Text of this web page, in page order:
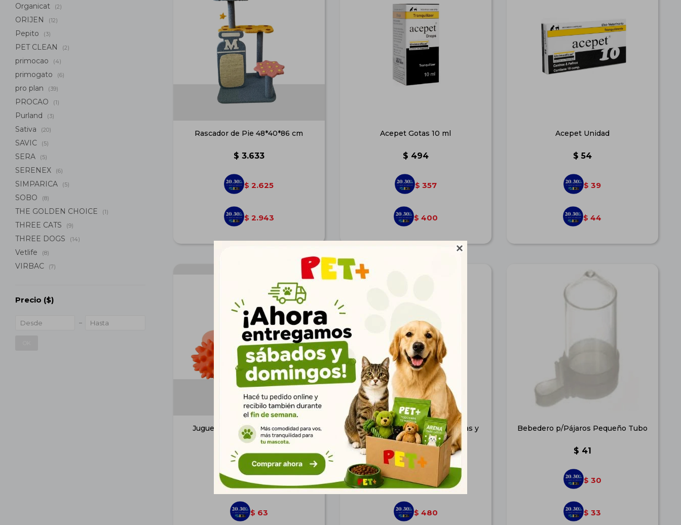

Rascador de Pie 48*40*86 cm
$ 3.633
$ 2.625
$ 2.943
Acepet Gotas 10 ml
$ 494
$ 357
$ 400
Acepet Unidad
$ 54
$ 39
$ 44
Juguete con Pinchos Redondo
$ 78
$
$ 63
Limpiador Higienizante de Patas y
Almohadillas 125 ml
$ 593
$ 428
$ 480
Bebedero p/Pájaros Pequeño Tubo
$ 41
$ 30
$ 33
Organicat (2)
ORIJEN (12)
Pepito (3)
PET CLEAN (2)
primocao (4)
primogato (6)
pro plan (39)
PROCAO (1)
Purland (3)
Sativa (20)
SAVIC (5)
SERA (5)
SERENEX (6)
SIMPARICA (5)
SOBO (8)
THE GOLDEN CHOICE (1)
THREE CATS (9)
THREE DOGS (14)
Vetlife (8)
VIRBAC (7)
Precio ($)